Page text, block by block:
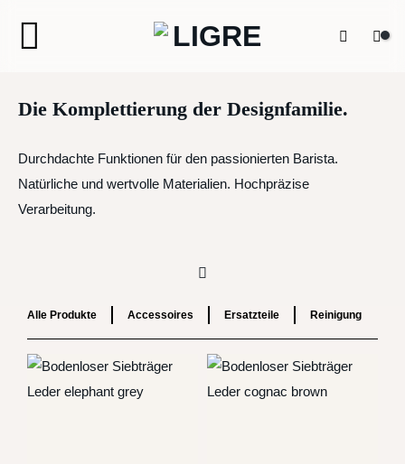
Die Komplettierung der Designfamilie.
Durchdachte Funktionen für den passionierten Barista.
Natürliche und wertvolle Materialien. Hochpräzise
Verarbeitung.
Alle Produkte Accessoires Ersatzteile Reinigung